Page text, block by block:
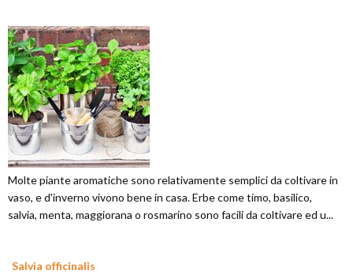
Molte piante aromatiche sono relativamente semplici da coltivare in
vaso, e d'inverno vivono bene in casa. Erbe come timo, basilico,
salvia, menta, maggiorana o rosmarino sono facili da coltivare ed u...
Salvia officinalis